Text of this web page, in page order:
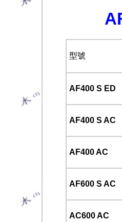
型號
AF400 S ED
AF400 S AC
AF400 AC
AF600 S AC
AC600 AC